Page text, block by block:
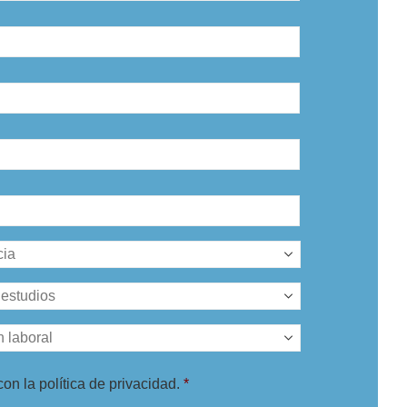
la política de privacidad. *